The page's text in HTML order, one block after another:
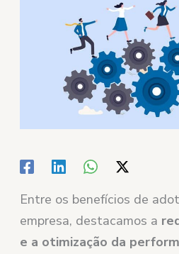
Entre os benefícios de
empresa, destacamos a
e a otimização da